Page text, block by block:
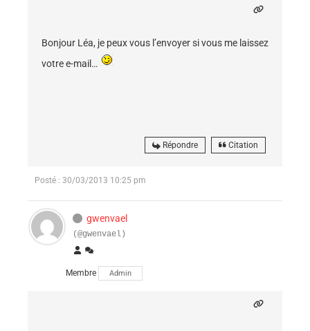
Bonjour Léa, je peux vous l’envoyer si vous me laissez
votre e-mail…
Répondre Citation
Posté : 30/03/2013 10:25 pm
gwenvael
(@gwenvael)
Membre Admin